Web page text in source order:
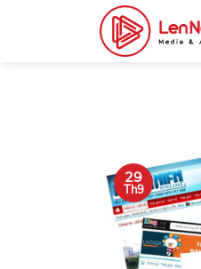
29
Th9